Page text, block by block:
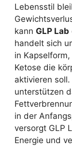
Lebensstil
kann GLP Lab
handelt sich
in
Ketose die
aktivieren
unterstützen
in der
versorgt GLP
Energie und